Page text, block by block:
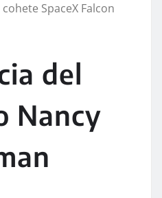
SpaceX Falcon
del
Nancy